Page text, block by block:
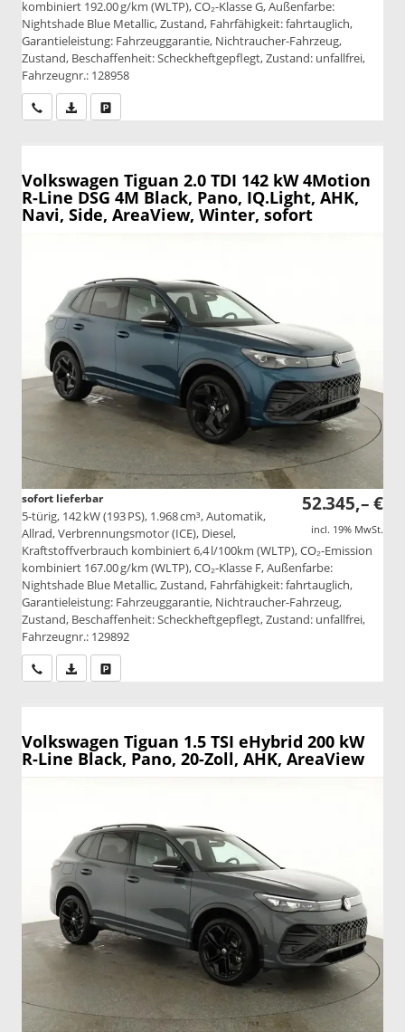
kombiniert 192.00 g/km (WLTP), CO₂-Klasse G, Außenfarbe:
Nightshade Blue Metallic, Zustand, Fahrfähigkeit: fahrtauglich,
Garantieleistung: Fahrzeuggarantie, Nichtraucher-Fahrzeug,
Zustand, Beschaffenheit: Scheckheftgepflegt, Zustand: unfallfrei,
Fahrzeugnr.: 128958
Wir rufen Sie anPDF-Datei, Fahrzeugexposé drucken
Volkswagen Tiguan 2.0 TDI 142 kW 4Motion
R-Line DSG 4M Black, Pano, IQ.Light, AHK,
Navi, Side, AreaView, Winter, sofort
52.345,– €
incl. 19% MwSt.
sofort lieferbar
5-türig, 142 kW (193 PS), 1.968 cm³, Automatik,
Allrad, Verbrennungsmotor (ICE), Diesel,
Kraftstoffverbrauch kombiniert 6,4 l/100km (WLTP), CO₂-Emission
kombiniert 167.00 g/km (WLTP), CO₂-Klasse F, Außenfarbe:
Nightshade Blue Metallic, Zustand, Fahrfähigkeit: fahrtauglich,
Garantieleistung: Fahrzeuggarantie, Nichtraucher-Fahrzeug,
Zustand, Beschaffenheit: Scheckheftgepflegt, Zustand: unfallfrei,
Fahrzeugnr.: 129892
Wir rufen Sie anPDF-Datei, Fahrzeugexposé drucken
Volkswagen Tiguan 1.5 TSI eHybrid 200 kW
R-Line Black, Pano, 20-Zoll, AHK, AreaView